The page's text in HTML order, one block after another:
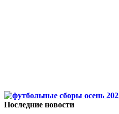
Последние новости